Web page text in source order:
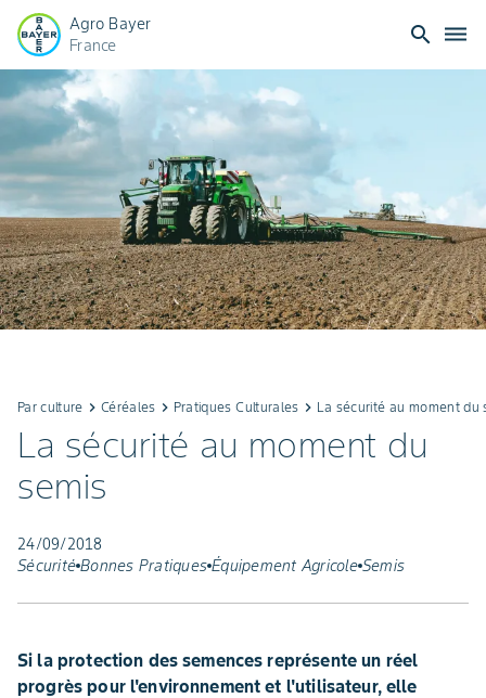
Agro Bayer
France
search dehaze
Par culture keyboard_arrow_right Céréales keyboard_arrow_right Pratiques Culturales keyboard_arrow_right La sécurité au moment du
La sécurité au moment du
semis
24/09/2018
Sécurité Bonnes Pratiques Équipement Agricole Semis
Si la protection des semences représente un réel
progrès pour l'environnement et l'utilisateur, elle